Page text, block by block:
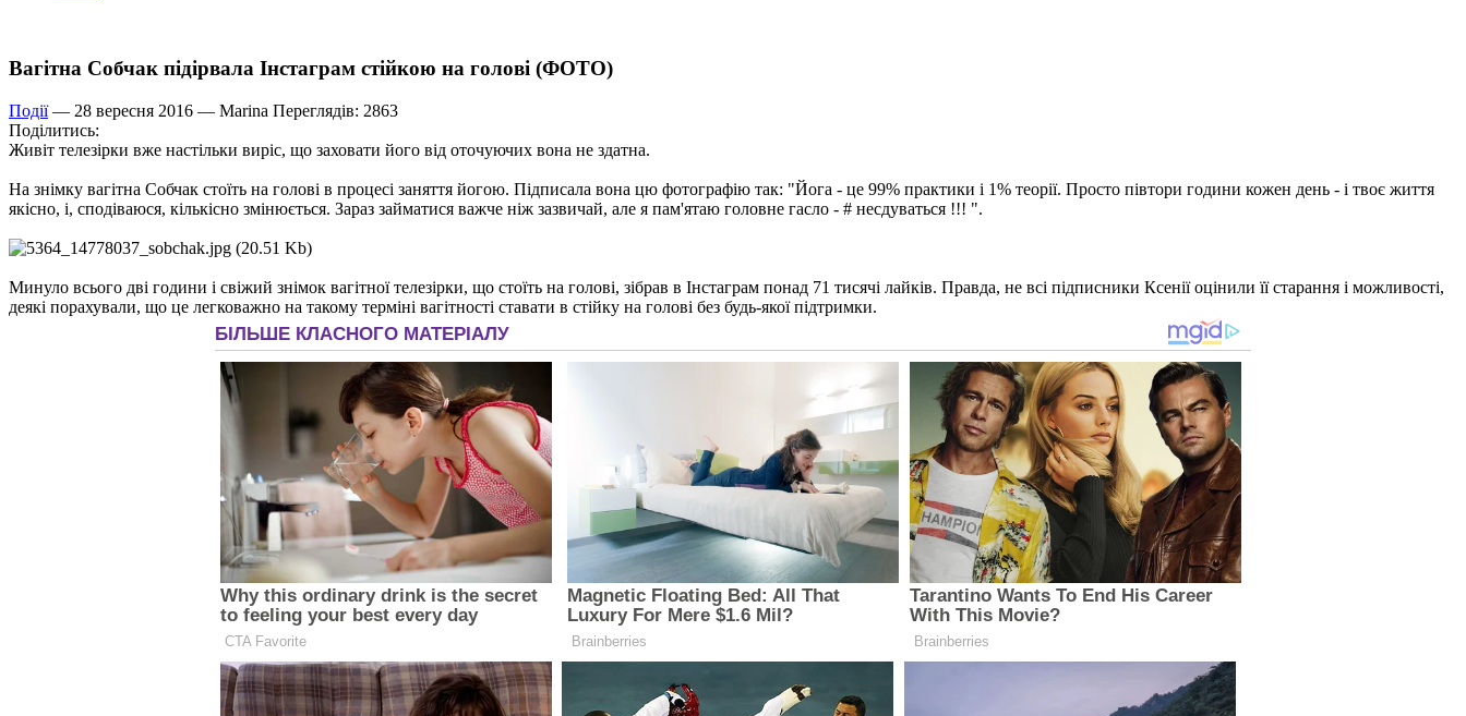
Вагітна Собчак підірвала Інстаграм стійкою на голові (ФОТО)
Події— 28 вересня 2016 — Marina Переглядів: 2863
Поділитись:
Живіт телезірки вже настільки виріс, що заховати його від оточуючих вона не здатна.
На знімку вагітна Собчак стоїть на голові в процесі заняття йогою. Підписала вона цю фотографію так: "Йога - це 99% практики і 1% теорії. Просто півтори години кожен день - і твоє життя
якісно, і, сподіваюся, кількісно змінюється. Зараз займатися важче ніж зазвичай, але я пам'ятаю головне гасло - # несдуваться !!! ".
Минуло всього дві години і свіжий знімок вагітної телезірки, що стоїть на голові, зібрав в Інстаграм понад 71 тисячі лайків. Правда, не всі підписники Ксенії оцінили її старання і можливості,
деякі порахували, що це легковажно на такому терміні вагітності ставати в стійку на голові без будь-якої підтримки.